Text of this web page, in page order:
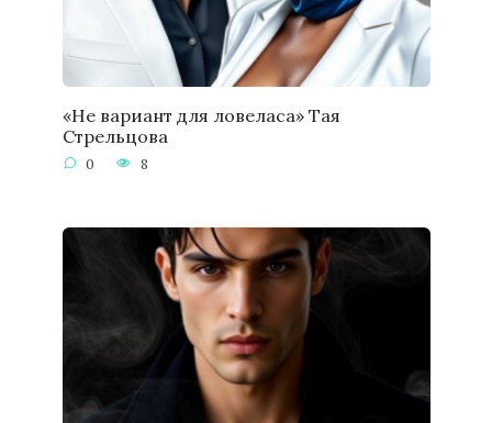
«Не вариант для ловеласа» Тая
Стрельцова
0 8